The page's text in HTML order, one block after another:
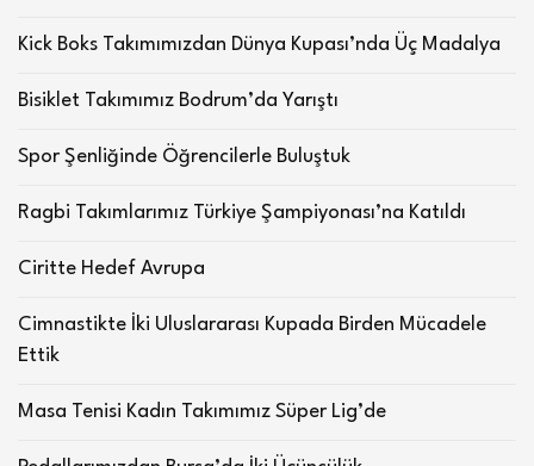
Kick Boks Takımımızdan Dünya Kupası’nda Üç Madalya
Bisiklet Takımımız Bodrum’da Yarıştı
Spor Şenliğinde Öğrencilerle Buluştuk
Ragbi Takımlarımız Türkiye Şampiyonası’na Katıldı
Ciritte Hedef Avrupa
Cimnastikte İki Uluslararası Kupada Birden Mücadele
Ettik
Masa Tenisi Kadın Takımımız Süper Lig’de